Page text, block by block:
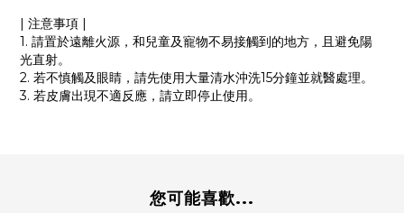
| 注意事項 |
1. 請置於遠離火源，和兒童及寵物不易接觸到的地方，且避免陽
光直射。
2. 若不慎觸及眼睛，請先使用大量清水沖洗15分鐘並就醫處理。
3. 若皮膚出現不適反應，請立即停止使用。
您可能喜歡...